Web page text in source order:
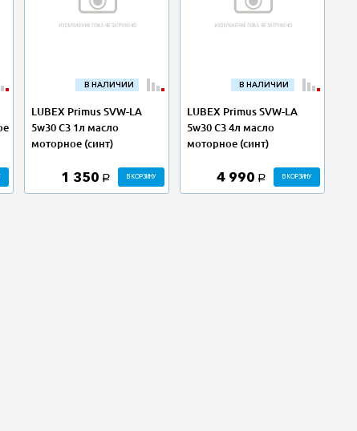
В НАЛИЧИИ
LUBEX Primus SVW-LA
5w30 C3 1л масло
моторное (синт)
1 350 a В КОРЗИНУ
В НАЛИЧИИ
LUBEX Primus SVW-LA
5w30 C3 4л масло
моторное (синт)
4 990 a В КОРЗИНУ